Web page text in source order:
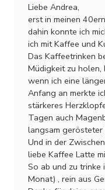
Liebe Andrea,
erst in meinen
dahin konnte ich
ich mit Kaffee und
Das Kaffeetrinken
Müdigkeit zu
wenn ich eine
Anfang an merkte
stärkeres
Tagen auch
langsam
Und in der
liebe Kaffee Latte
So ab und zu trinke
Monat) , rein aus